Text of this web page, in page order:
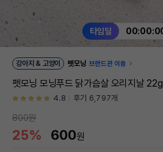
타임딜
강아지 & 고양이 펫모닝 브랜드관 이동
펫모닝 모닝푸드 닭가슴살 오리지날 22g
4.8 후기 6,797개
800원
25% 600원